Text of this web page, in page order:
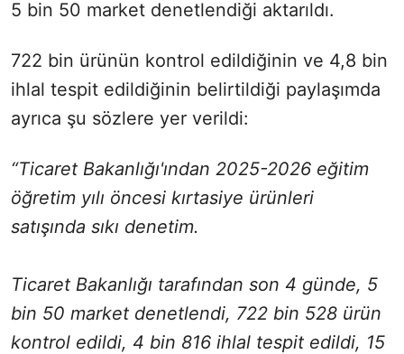
5 bin 50 market denetlendiği aktarıldı.
722 bin ürünün kontrol edildiğinin ve 4,8 bin
ihlal tespit edildiğinin belirtildiği paylaşımda
ayrıca şu sözlere yer verildi:
“Ticaret Bakanlığı'ından 2025-2026 eğitim
öğretim yılı öncesi kırtasiye ürünleri
satışında sıkı denetim.
Ticaret Bakanlığı tarafından son 4 günde, 5
bin 50 market denetlendi, 722 bin 528 ürün
kontrol edildi, 4 bin 816 ihlal tespit edildi, 15